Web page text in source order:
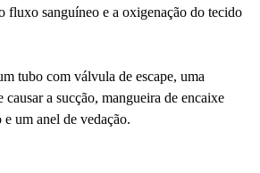
fluxo sanguíneo e a oxigenação do tecido
tubo com válvula de escape, uma
causar a sucção, mangueira de encaixe
um anel de vedação.